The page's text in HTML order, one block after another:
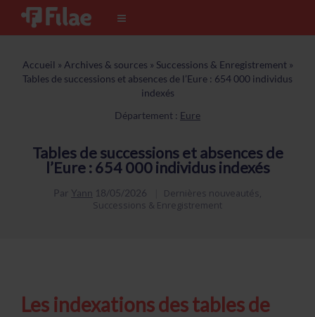
Accueil » Archives & sources » Successions & Enregistrement»
Tables de successions et absences de l’Eure : 654 000 individus
indexés
Département : Eure
Tables de successions et absences de
l’Eure : 654 000 individus indexés
Par Yann 18/05/2026 Dernières nouveautés,
Successions & Enregistrement
Les indexations des tables de